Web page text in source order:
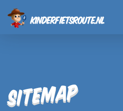
Ga verder naar de hoofdinhoud
Sitemap